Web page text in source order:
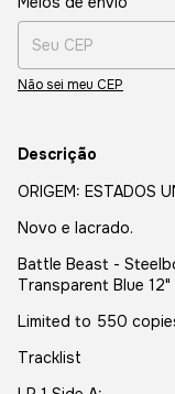
Não sei meu CEP
Descrição
ORIGEM: ESTADOS
Novo e lacrado.
Battle Beast -
Transparent Blue
Limited to 550
Tracklist